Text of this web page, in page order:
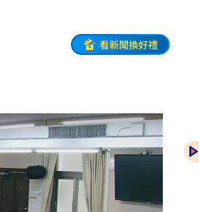
看新聞換好禮